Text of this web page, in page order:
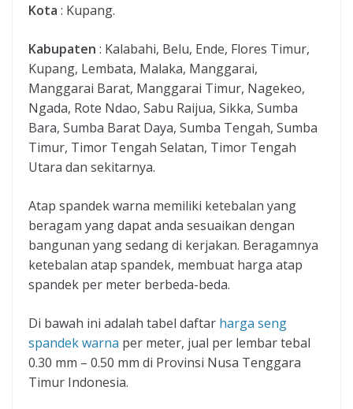
Kota : Kupang.
Kabupaten : Kalabahi, Belu, Ende, Flores Timur,
Kupang, Lembata, Malaka, Manggarai,
Manggarai Barat, Manggarai Timur, Nagekeo,
Ngada, Rote Ndao, Sabu Raijua, Sikka, Sumba
Bara, Sumba Barat Daya, Sumba Tengah, Sumba
Timur, Timor Tengah Selatan, Timor Tengah
Utara dan sekitarnya.
Atap spandek warna memiliki ketebalan yang
beragam yang dapat anda sesuaikan dengan
bangunan yang sedang di kerjakan. Beragamnya
ketebalan atap spandek, membuat harga atap
spandek per meter berbeda-beda.
Di bawah ini adalah tabel daftar harga seng
spandek warna per meter, jual per lembar tebal
0.30 mm – 0.50 mm di Provinsi Nusa Tenggara
Timur Indonesia.